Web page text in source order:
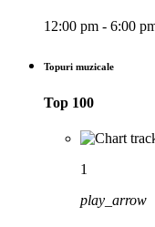
12:00 pm - 6:00
Topuri muzicale
Top 100
1
play_arrow